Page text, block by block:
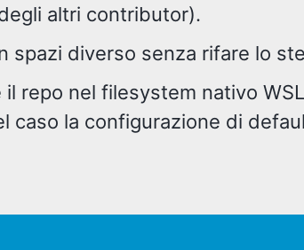
altri contributor).
spazi diverso senza rifare lo
repo nel filesystem nativo
caso la configurazione di